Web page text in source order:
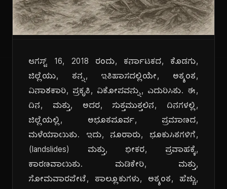
ಆಗಸ್ಟ್ 16, 2018 ರಂದು, ಕರ್ನಾಟಕದ, ಕೊಡಗು,
ಜಿಲ್ಲೆಯು, ತನ್ನ, ಇತಿಹಾಸದಲ್ಲಿಯೇ, ಅತ್ಯಂತ,
ವಿನಾಶಕಾರಿ, ಪ್ರಕೃತಿ, ವಿಕೋಪವನ್ನು, ಎದುರಿಸಿತು. ಈ,
ದಿನ, ಮತ್ತು, ಅದರ, ಸುತ್ತಮುತ್ತಲಿನ, ದಿನಗಳಲ್ಲಿ,
ಜಿಲ್ಲೆಯಲ್ಲಿ, ಅಭೂತಪೂರ್ವ, ಪ್ರಮಾಣದ,
ಮಳೆಯಾಯಿತು. ಇದು, ನೂರಾರು, ಭೂಕುಸಿತಗಳಿಗೆ,
(landslides) ಮತ್ತು, ಭೀಕರ, ಪ್ರವಾಹಕ್ಕೆ,
ಕಾರಣವಾಯಿತು. ಮಡಿಕೇರಿ, ಮತ್ತು,
ಸೋಮವಾರಪೇಟೆ, ತಾಲ್ಲೂಕುಗಳು, ಅತ್ಯಂತ, ಹೆಚ್ಚು,